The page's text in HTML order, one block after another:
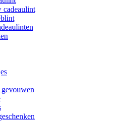
cadeaulint
gevouwen